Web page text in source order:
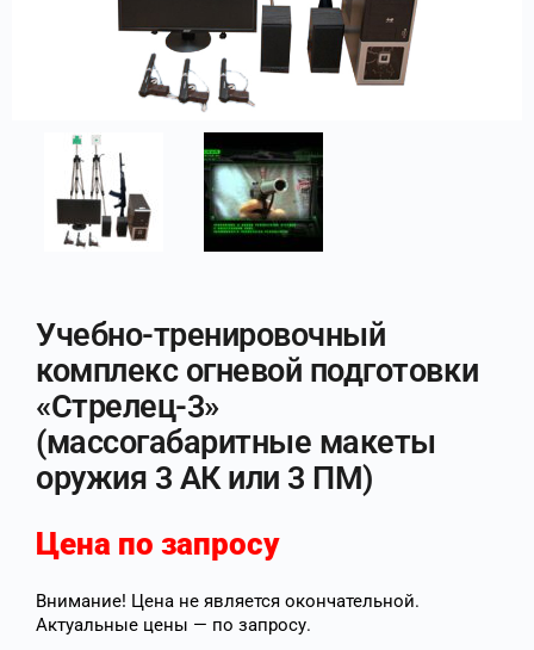
Учебно-тренировочный
комплекс огневой подготовки
«Стрелец-3»
(массогабаритные макеты
оружия 3 АК или 3 ПМ)
Цена по запросу
Внимание! Цена не является окончательной.
Актуальные цены — по запросу.